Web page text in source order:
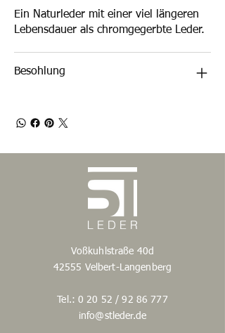
Ein Naturleder mit einer viel längeren
Lebensdauer als chromgegerbte Leder.
Besohlung
Voßkuhlstraße 40d
42555 Velbert-Langenberg
Tel.: 0 20 52 /92 86 777
info@stleder.de